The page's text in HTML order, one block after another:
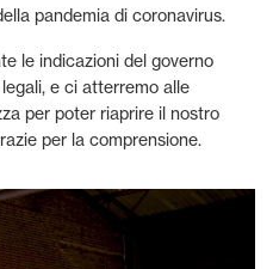
pandemia di coronavirus.
le indicazioni del governo
e ci atterremo alle
per poter riaprire il nostro
per la comprensione.